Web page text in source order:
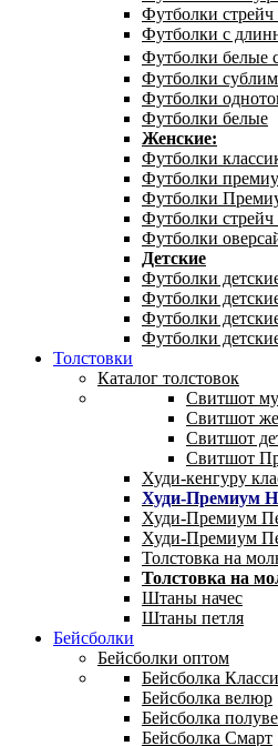
Футболки стрейч
Футболки с
Футболки белые
Футболки
Футболки
Футболки белые
Женские:
Футболки
Футболки
Футболки
Футболки стрейч
Футболки
Детские
Футболки
Футболки
Футболки
Футболки
Толстовки
Каталог толстовок
Свитшот
Свитшот
Свитшот
Свитшот
Худи-кенгуру
Худи-Премиум
Худи-Премиум
Худи-Премиум
Толстовка на
Толстовка на
Штаны начес
Штаны петля
Бейсболки
Бейсболки оптом
Бейсболка
Бейсболка велюр
Бейсболка
Бейсболка Смарт